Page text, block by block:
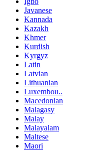
Javanese
Kannada
Kazakh
Khmer
Kurdish
Kyrgyz
Latin
Latvian
Lithuanian
Luxembou..
Macedonian
Malagasy
Malay
Malayalam
Maltese
Maori